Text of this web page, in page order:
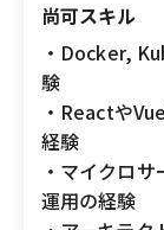
尚可スキル
・Docker,
験
・Reactや
経験
・マイクロ
運用の経験